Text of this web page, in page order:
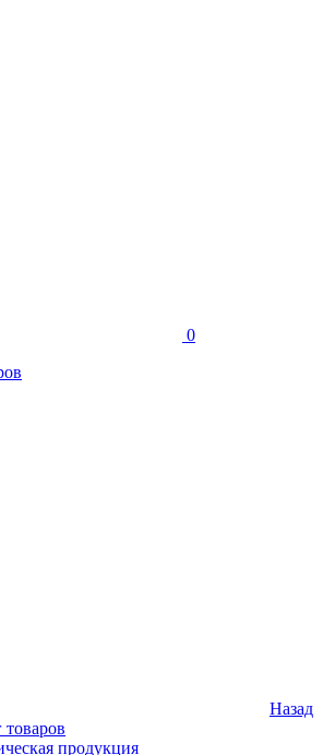
0
Назад
товаров
продукция